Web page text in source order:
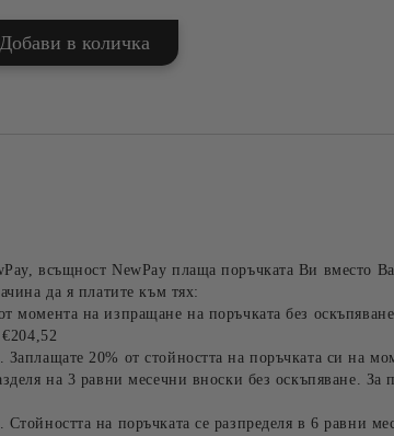
всъщност NewPay плаща поръчката Ви вместо
да я платите към тях:
момента на изпращане на поръчката без
20% от стойността на поръчката си на
на 3 равни месечни вноски без оскъпяване. За
на поръчката се разпределя в 6 равни